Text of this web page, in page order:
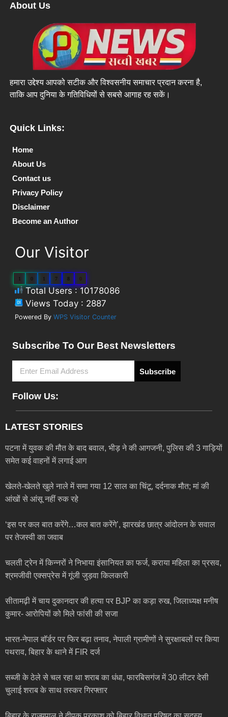
About Us
हमारा उद्देश्य आपको सटीक और विश्वसनीय समाचार प्रदान करना है,
ताकि आप दुनिया के गतिविधियों से सबसे आगाह रह सकें।
Quick Links:
Home
About Us
Contact us
Privacy Policy
Disclaimer
Become an Author
Our Visitor
1 1 7 8 0
Total Users : 10178086
Views Today : 2887
Powered By WPS Visitor Counter
Subscribe To Our Best Newsletters
Subscribe
Follow Us:
LATEST STORIES
पटना में युवक की मौत के बाद बवाल, भीड़ ने की आगजनी, पुलिस की 3 गाड़ियों
समेत कई वाहनों में लगाई आग
खेलते-खेलते खुले नाले में समा गया 12 साल का चिंटू, दर्दनाक मौत; मां की
आंखों से आंसू नहीं रुक रहे
‘इस पर कल बात करेंगे…कल बात करेंगे’, झारखंड छात्र आंदोलन के सवाल
पर तेजस्वी का जवाब
चलती ट्रेन में किन्नरों ने निभाया इंसानियत का फर्ज, कराया महिला का प्रसव,
श्रमजीवी एक्सप्रेस में गूंजी जुड़वा किलकारी
सीतामढ़ी में चाय दुकानदार की हत्या पर BJP का कड़ा रुख, जिलाध्यक्ष मनीष
कुमार- आरोपियों को मिले फांसी की सजा
भारत-नेपाल बॉर्डर पर फिर बढ़ा तनाव, नेपाली ग्रामीणों ने सुरक्षाबलों पर किया
पथराव, बिहार के थाने में FIR दर्ज
सब्जी के ठेले से चल रहा था शराब का धंधा, फारबिसगंज में 30 लीटर देसी
चुलाई शराब के साथ तस्कर गिरफ्तार